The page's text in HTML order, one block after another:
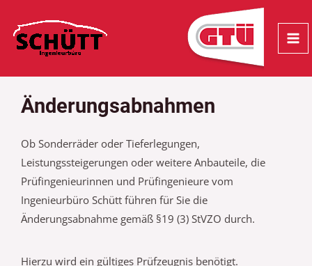
Inhalt
springen
Änderungsabnahmen
Ob Sonderräder oder Tieferlegungen,
Leistungssteigerungen oder weitere Anbauteile, die
Prüfingenieurinnen und Prüfingenieure vom
Ingenieurbüro Schütt führen für Sie die
Änderungsabnahme gemäß §19 (3) StVZO durch.
Hierzu wird ein gültiges Prüfzeugnis benötigt.